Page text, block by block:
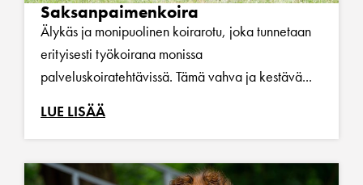
Saksanpaimenkoira
Älykäs ja monipuolinen koirarotu, joka tunnetaan
erityisesti työkoirana monissa
palveluskoiratehtävissä. Tämä vahva ja kestävä...
LUE LISÄÄ